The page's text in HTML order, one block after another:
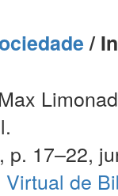
/
p. 17–22,
Virtual de